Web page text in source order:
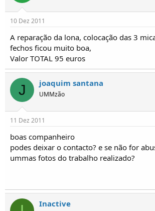
10 Dez 2011
A reparação da lona, colocação das 3
fechos ficou muito boa,
Valor TOTAL 95 euros
J joaquim santana
UMMzão
11 Dez 2011
boas companheiro
podes deixar o contacto? e se não for
ummas fotos do trabalho realizado?
Inactive